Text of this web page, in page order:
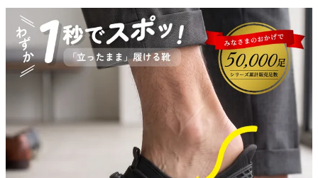
レディース
すべての商品
サンダル
レインシューズ
メンズ
すべての商品
サンダル
キッズ
NEW